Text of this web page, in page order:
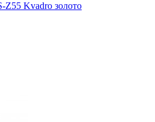
Kvadro золото